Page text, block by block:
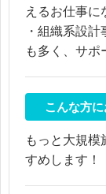
えるお仕事に
・組織系設
も多く、サポ
こんな方
もっと大規模
すめします！